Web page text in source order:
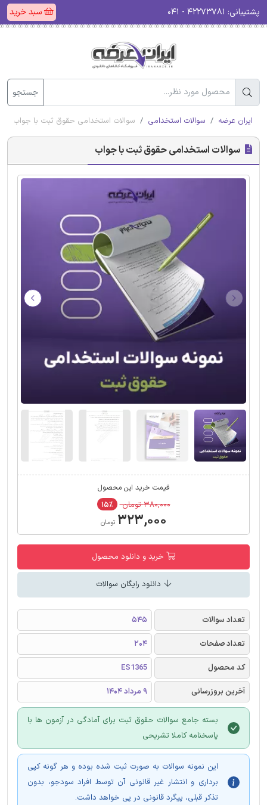
پشتیبانی: سبد خرید
جستجو
ایران عرضه سوالات استخدامی سوالات استخدامی حقوق ثبت با جواب
سوالات استخدامی حقوق ثبت با جواب
قیمت خرید این محصول
۳۸۰,۰۰۰ تومان ۱۵٪
۳۲۳,۰۰۰ تومان
خرید و دانلود محصول
دانلود رایگان سوالات
تعداد سوالات
545
تعداد صفحات
204
کد محصول
ES1365
آخرین بروزرسانی
9 مرداد 1404
بسته جامع سوالات حقوق ثبت برای آمادگی در آزمون ها با
پاسخنامه کاملا تشریحی
این نمونه سوالات به صورت ثبت شده بوده و هر گونه کپی
برداری و انتشار غیر قانونی آن توسط افراد سودجو، بدون
تذکر قبلی، پیگرد قانونی در پی خواهد داشت.